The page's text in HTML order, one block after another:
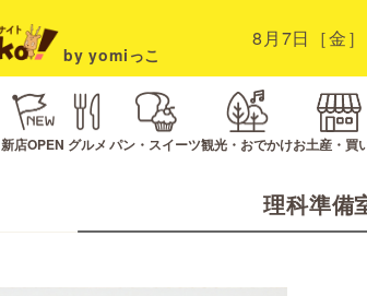
by yomiっこ
8月7日［金］
新店OPEN グルメ パン・スイーツ観光・おでかけお土産・買
理科準備